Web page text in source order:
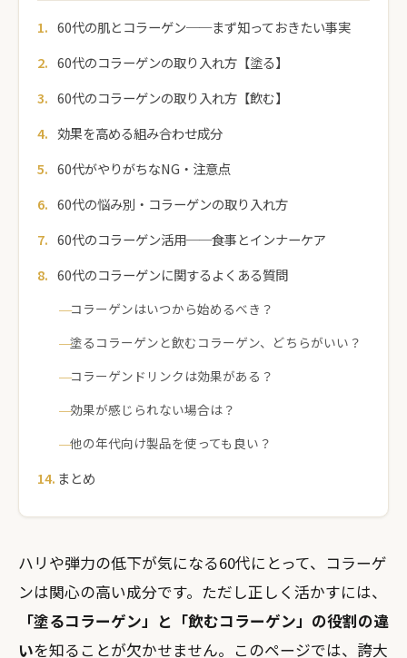
60代の肌とコラーゲン──まず知っておきたい事実
60代のコラーゲンの取り入れ方【塗る】
60代のコラーゲンの取り入れ方【飲む】
効果を高める組み合わせ成分
60代がやりがちなNG・注意点
60代の悩み別・コラーゲンの取り入れ方
60代のコラーゲン活用──食事とインナーケア
60代のコラーゲンに関するよくある質問
コラーゲンはいつから始めるべき？
塗るコラーゲンと飲むコラーゲン、どちらがいい？
コラーゲンドリンクは効果がある？
効果が感じられない場合は？
他の年代向け製品を使っても良い？
まとめ
ハリや弾力の低下が気になる60代にとって、コラーゲ
ンは関心の高い成分です。ただし正しく活かすには、
「塗るコラーゲン」と「飲むコラーゲン」の役割の違
いを知ることが欠かせません。このページでは、誇大